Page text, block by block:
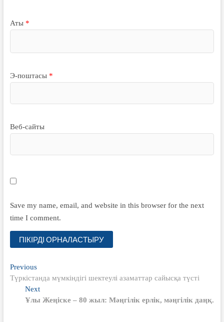
Аты *
Э-поштасы *
Веб-сайты
Save my name, email, and website in this browser for the next
time I comment.
Жазба
навигациясы
PreviousPrevious
post:
Түркістанда мүмкіндігі шектеулі азаматтар сайысқа түсті
NextNext
post:
Ұлы Жеңіске – 80 жыл: Мәңгілік ерлік, мәңгілік даңқ.